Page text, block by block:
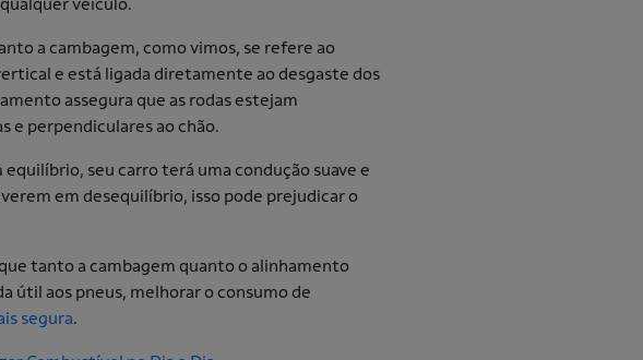
a cambagem, como vimos, se refere ao
e está ligada diretamente ao desgaste dos
assegura que as rodas estejam
e perpendiculares ao chão.
seu carro terá uma condução suave e
em desequilíbrio, isso pode prejudicar o
tanto a cambagem quanto o alinhamento
útil aos pneus, melhorar o consumo de
segura.